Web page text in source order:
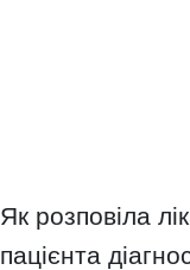
Як розповіла
пацієнта